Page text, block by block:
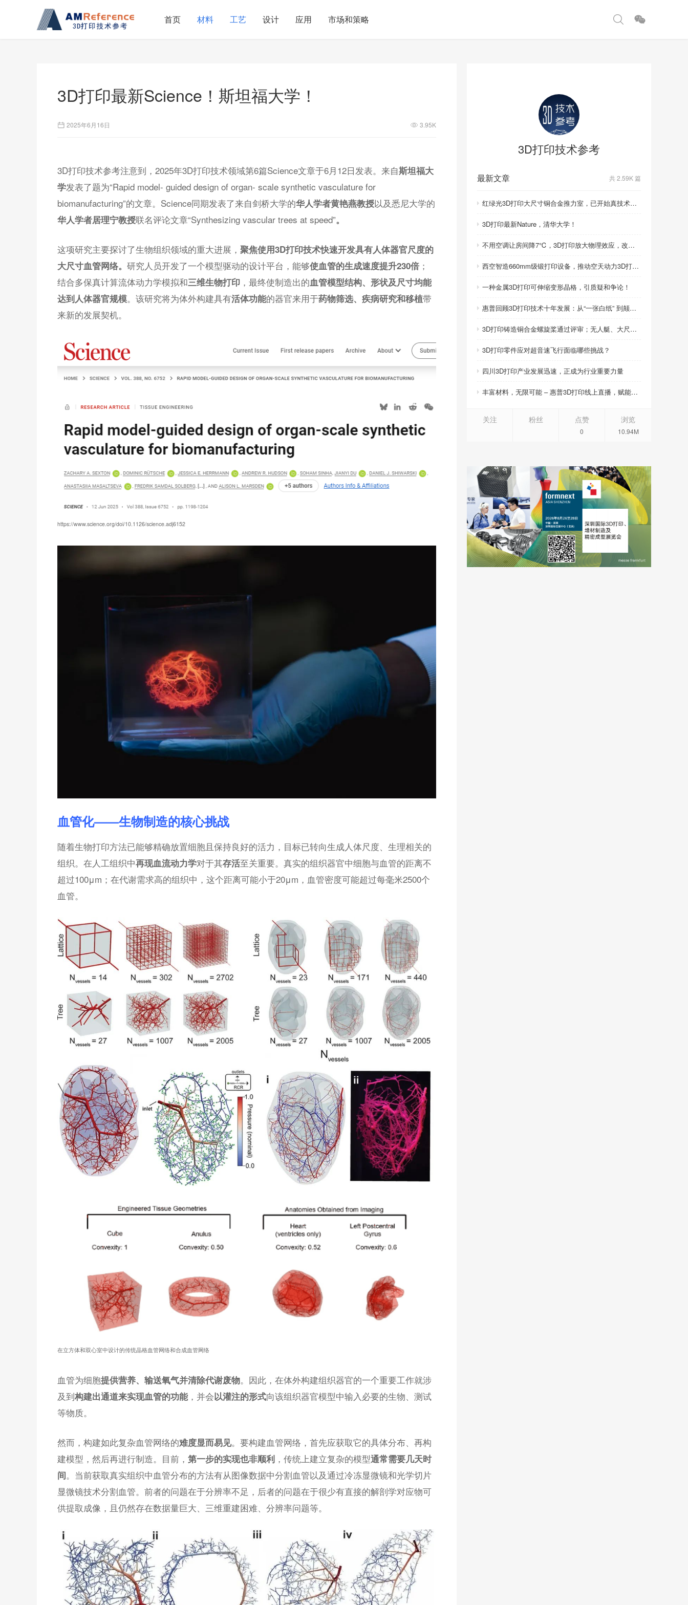
首页 材料 工艺 设计 应用 市场和策略
3D打印最新Science！斯坦福大学！
2025年6月16日 3.95K
3D打印技术参考注意到，2025年3D打印技术领域第6篇Science文章于6月12日发表。来自斯坦福大
学发表了题为“Rapid model- guided design of organ- scale synthetic vasculature for
biomanufacturing”的文章。Science同期发表了来自剑桥大学的华人学者黄艳燕教授以及悉尼大学的
华人学者居理宁教授联名评论文章“Synthesizing vascular trees at speed”。
这项研究主要探讨了生物组织领域的重大进展， 聚焦使用3D打印技术快速开发具有人体器官尺度的
大尺寸血管网络。 研究人员开发了一个模型驱动的设计平台，能够使血管的生成速度提升230倍 ；
结合多保真计算流体动力学模拟和三维生物打印 ，最终使制造出的血管模型结构、形状及尺寸均能
达到人体器官规模。该研究将为体外构建具有活体功能的器官来用于药物筛选、疾病研究和移植带
来新的发展契机。
https://www.science.org/doi/10.1126/science.adj6152
血管化——生物制造的核心挑战
随着生物打印方法已能够精确放置细胞且保持良好的活力，目标已转向生成人体尺度、生理相关的
组织。在人工组织中再现血流动力学对于其存活至关重要。真实的组织器官中细胞与血管的距离不
超过100μm；在代谢需求高的组织中，这个距离可能小于20μm，血管密度可能超过每毫米2500个
血管。
在立方体和双心室中设计的传统晶格血管网络和合成血管网络
血管为细胞提供营养、输送氧气并清除代谢废物。因此，在体外构建组织器官的一个重要工作就涉
及到构建出通道来实现血管的功能，并会以灌注的形式向该组织器官模型中输入必要的生物、测试
等物质。
然而，构建如此复杂血管网络的难度显而易见。要构建血管网络，首先应获取它的具体分布、再构
建模型，然后再进行制造。目前， 第一步的实现也非顺利 ，传统上建立复杂的模型通常需要几天时
间。当前获取真实组织中血管分布的方法有从图像数据中分割血管以及通过冷冻显微镜和光学切片
显微镜技术分割血管。前者的问题在于分辨率不足，后者的问题在于很少有直接的解剖学对应物可
供提取成像，且仍然存在数据量巨大、三维重建困难、分辨率问题等。
3D打印技术参考
最新文章 共 2.59K 篇
红绿光3D打印大尺寸铜合金推力室，已开始真技术比拼！
3D打印最新Nature，清华大学！
不用空调让房间降7℃，3D打印放大物理效应，改写制冷模式
西空智造660mm级锻打印设备，推动空天动力3D打印智造升级
一种金属3D打印可伸缩变形晶格，引质疑和争论！
惠普回顾3D打印技术十年发展：从“一张白纸” 到颠覆性创新
3D打印铸造铜合金螺旋桨通过评审；无人艇、大尺寸热交换器3D打印；人民网报道两家3D打印企业
3D打印零件应对超音速飞行面临哪些挑战？
四川3D打印产业发展迅速，正成为行业重要力量
丰富材料，无限可能 – 惠普3D打印线上直播，赋能产品创新
关注 粉丝 点赞
0
浏览
10.94M